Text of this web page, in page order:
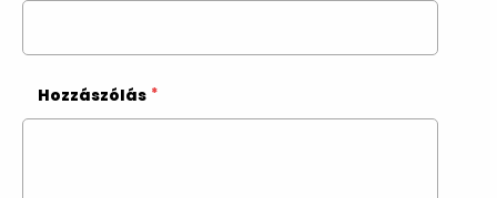
Hozzászólás